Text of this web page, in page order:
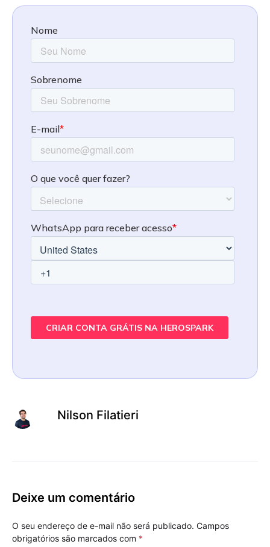
Nilson Filatieri
Deixe um comentário
O seu endereço de e-mail não será publicado. Campos
obrigatórios são marcados com *